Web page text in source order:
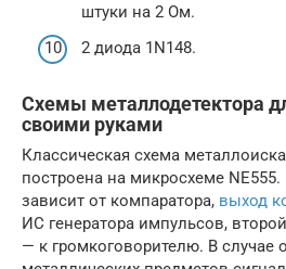
штуки на 2 Ом.
2 диода 1N148.
Схемы металлодетектора
своими руками
Классическая схема
построена на микросхеме NE555.
зависит от компаратора, выход
ИС генератора импульсов,
— к громкоговорителю. В случае